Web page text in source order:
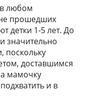
любом
прошедших
детки 1-5 лет. До
значительно
поскольку
доставшимся
мамочку
и в